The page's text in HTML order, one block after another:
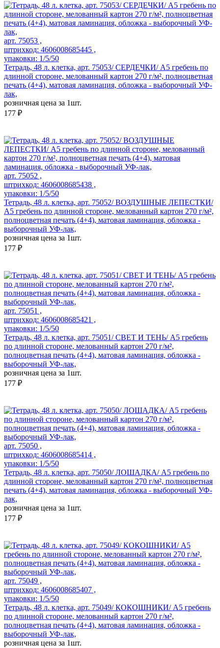
арт. 75053 ,
штрихкод: 4606008685445 ,
упаковки: 1/5/50
Тетрадь, 48 л. клетка, арт. 75053/ СЕРДЕЧКИ/ А5 гребень по
длинной стороне, мелованный картон 270 г/м², полноцветная
печать (4+4), матовая ламинация, обложка - выборочный УФ-
лак,
розничная цена за 1шт.
177 ₽
арт. 75052 ,
штрихкод: 4606008685438 ,
упаковки: 1/5/50
Тетрадь, 48 л. клетка, арт. 75052/ ВОЗДУШНЫЕ ЛЕПЕСТКИ/
А5 гребень по длинной стороне, мелованный картон 270 г/м²,
полноцветная печать (4+4), матовая ламинация, обложка -
выборочный УФ-лак,
розничная цена за 1шт.
177 ₽
арт. 75051 ,
штрихкод: 4606008685421 ,
упаковки: 1/5/50
Тетрадь, 48 л. клетка, арт. 75051/ СВЕТ И ТЕНЬ/ А5 гребень
по длинной стороне, мелованный картон 270 г/м²,
полноцветная печать (4+4), матовая ламинация, обложка -
выборочный УФ-лак,
розничная цена за 1шт.
177 ₽
арт. 75050 ,
штрихкод: 4606008685414 ,
упаковки: 1/5/50
Тетрадь, 48 л. клетка, арт. 75050/ ЛОШАДКА/ А5 гребень по
длинной стороне, мелованный картон 270 г/м², полноцветная
печать (4+4), матовая ламинация, обложка - выборочный УФ-
лак,
розничная цена за 1шт.
177 ₽
арт. 75049 ,
штрихкод: 4606008685407 ,
упаковки: 1/5/50
Тетрадь, 48 л. клетка, арт. 75049/ КОКОШНИКИ/ А5 гребень
по длинной стороне, мелованный картон 270 г/м²,
полноцветная печать (4+4), матовая ламинация, обложка -
выборочный УФ-лак,
розничная цена за 1шт.